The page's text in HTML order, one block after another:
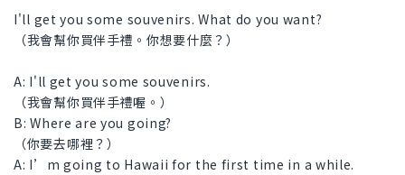
I'll get you some souvenirs. What do you want?
（我會幫你買伴手禮。你想要什麼？）
A: I'll get you some souvenirs.
（我會幫你買伴手禮喔。）
B: Where are you going?
（你要去哪裡？）
A: I’m going to Hawaii for the first time in a while.